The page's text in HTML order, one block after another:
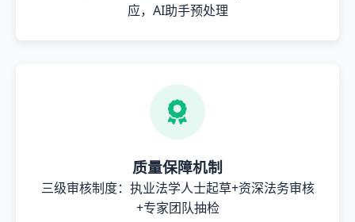
应，AI助手预处理
质量保障机制
三级审核制度：执业法学人士起草+资深法务审核
+专家团队抽检